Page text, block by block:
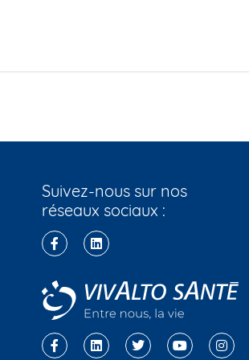
Suivez-nous sur nos
réseaux sociaux :